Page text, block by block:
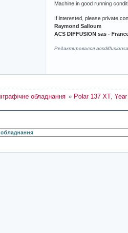
Machine in good running
If interested, please private
Raymond Salloum
ACS DIFFUSION sas -
Редактировался
обладнання » Polar 137 XT,